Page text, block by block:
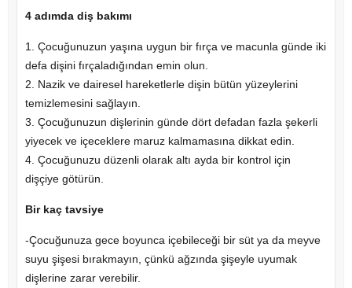
4 adımda diş bakımı
1. Çocuğunuzun yaşına uygun bir fırça ve macunla günde iki
defa dişini fırçaladığından emin olun.
2. Nazik ve dairesel hareketlerle dişin bütün yüzeylerini
temizlemesini sağlayın.
3. Çocuğunuzun dişlerinin günde dört defadan fazla şekerli
yiyecek ve içeceklere maruz kalmamasına dikkat edin.
4. Çocuğunuzu düzenli olarak altı ayda bir kontrol için
dişçiye götürün.
Bir kaç tavsiye
-Çocuğunuza gece boyunca içebileceği bir süt ya da meyve
suyu şişesi bırakmayın, çünkü ağzında şişeyle uyumak
dişlerine zarar verebilir.